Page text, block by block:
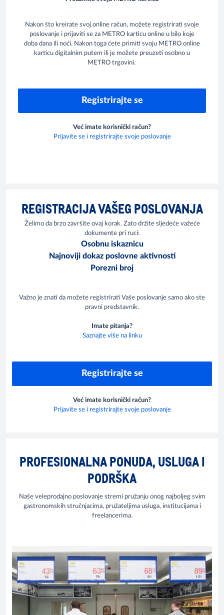
Nakon što kreirate svoj online račun, možete registrirati svoje
poslovanje i prijaviti se za METRO karticu online u bilo koje
doba dana ili noći. Nakon toga ćete primiti svoju METRO online
karticu digitalnim putem ili je možete preuzeti osobno u
METRO trgovini.
Registrirajte se
Već imate korisnički račun?
Prijavite se i registrirajte svoje poslovanje
REGISTRACIJA VAŠEG POSLOVANJA
Želimo da brzo završite ovaj korak. Zato držite sljedeće važeće
dokumente pri ruci:
Osobnu iskaznicu
Najnoviji dokaz poslovne aktivnosti
Porezni broj
Važno je znati da možete registrirati Vaše poslovanje samo ako ste
pravni predstavnik.
Imate pitanja?
Saznajte više na linku
Registrirajte se
Već imate korisnički račun?
Prijavite se i registrirajte svoje poslovanje
PROFESIONALNA PONUDA, USLUGA I
PODRŠKA
Naše veleprodajno poslovanje stremi pružanju onog najboljeg svim
gastronomskih stručnjacima, pružateljima usluga, institucijama i
freelancerima.